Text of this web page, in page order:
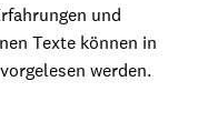
und
Texte können in
werden.